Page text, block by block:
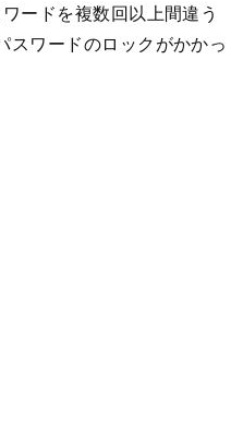
ードを複数回以上間違う
スワードのロックがかかっ